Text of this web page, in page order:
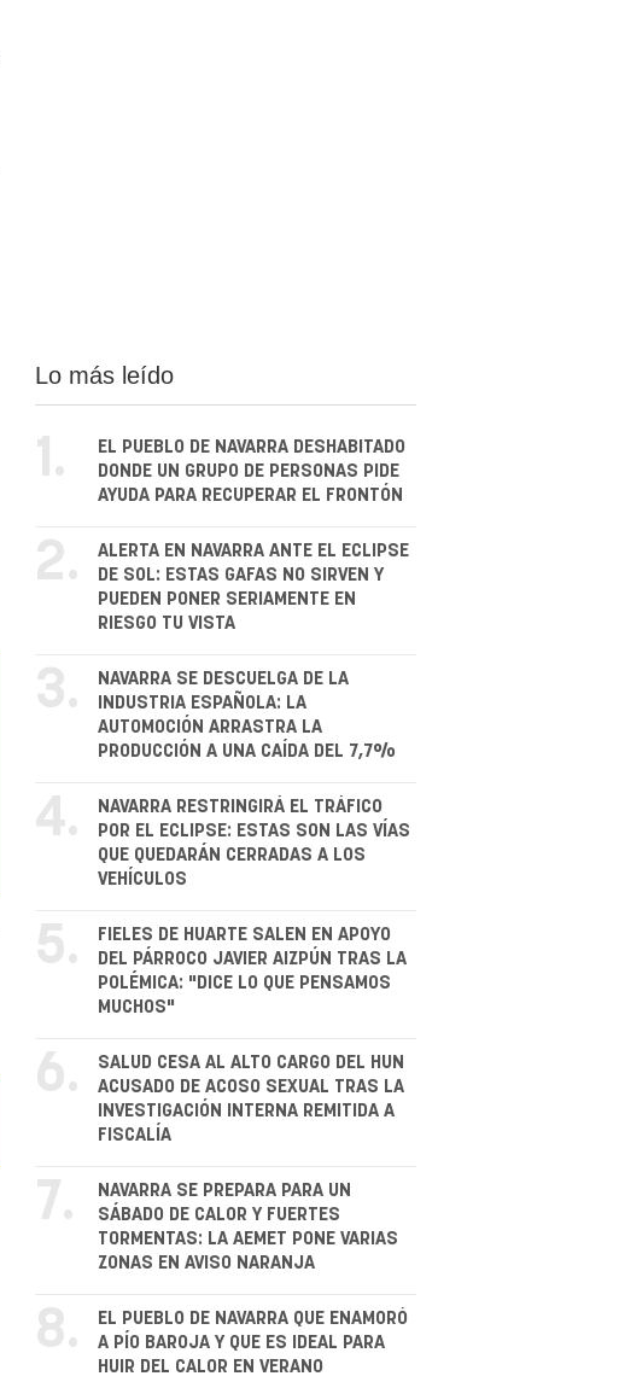
Lo más leído
1.
EL PUEBLO DE NAVARRA DESHABITADO
DONDE UN GRUPO DE PERSONAS PIDE
AYUDA PARA RECUPERAR EL FRONTÓN
2.
ALERTA EN NAVARRA ANTE EL ECLIPSE
DE SOL: ESTAS GAFAS NO SIRVEN Y
PUEDEN PONER SERIAMENTE EN
RIESGO TU VISTA
3.
NAVARRA SE DESCUELGA DE LA
INDUSTRIA ESPAÑOLA: LA
AUTOMOCIÓN ARRASTRA LA
PRODUCCIÓN A UNA CAÍDA DEL 7,7%
4.
NAVARRA RESTRINGIRÁ EL TRÁFICO
POR EL ECLIPSE: ESTAS SON LAS VÍAS
QUE QUEDARÁN CERRADAS A LOS
VEHÍCULOS
5.
FIELES DE HUARTE SALEN EN APOYO
DEL PÁRROCO JAVIER AIZPÚN TRAS LA
POLÉMICA: "DICE LO QUE PENSAMOS
MUCHOS"
6.
SALUD CESA AL ALTO CARGO DEL HUN
ACUSADO DE ACOSO SEXUAL TRAS LA
INVESTIGACIÓN INTERNA REMITIDA A
FISCALÍA
7.
NAVARRA SE PREPARA PARA UN
SÁBADO DE CALOR Y FUERTES
TORMENTAS: LA AEMET PONE VARIAS
ZONAS EN AVISO NARANJA
8.
EL PUEBLO DE NAVARRA QUE ENAMORÓ
A PÍO BAROJA Y QUE ES IDEAL PARA
HUIR DEL CALOR EN VERANO